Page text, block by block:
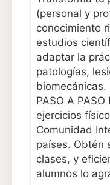
(personal y
conocimiento
estudios
adaptar la
patologías,
biomecánicas.
PASO A PASO
ejercicios
Comunidad
países. Obtén
clases, y
alumnos lo